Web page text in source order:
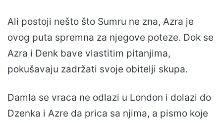
Ali postoji nešto što Sumru ne zna, Azra je
ovog puta spremna za njegove poteze. Dok se
Azra i Denk bave vlastitim pitanjima,
pokušavaju zadržati svoje obitelji skupa.
Damla se vraca ne odlazi u London i dolazi do
Dzenka i Azre da prica sa njima, a pismo koje